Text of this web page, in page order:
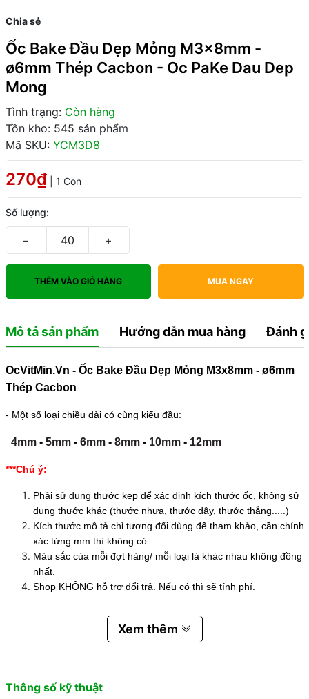
Chia sẻ
Ốc Bake Đầu Dẹp Mỏng M3x8mm -
ø6mm Thép Cacbon - Oc PaKe Dau Dep
Mong
Tình trạng: Còn hàng
Tồn kho: 545 sản phẩm
Mã SKU: YCM3D8
270₫ | 1 Con
Số lượng:
− +
THÊM VÀO GIỎ HÀNG MUA NGAY
Mô tả sản phẩm Hướng dẫn mua hàng Đánh
OcVitMin.Vn - Ốc Bake Đầu Dẹp Mỏng M3x8mm - ø6mm
Thép Cacbon
- Một số loại chiều dài có cùng kiểu đầu:
4mm- 5mm- 6mm- 8mm- 10mm- 12mm
***Chú ý:
Phải sử dụng thước kẹp để xác định kích thước ốc, không sử
dụng thước khác (thước nhựa, thước dây, thước thẳng.....)
Kích thước mô tả chỉ tương đối dùng để tham khảo, cần chính
xác từng mm thì không có.
Màu sắc của mỗi đợt hàng/ mỗi loại là khác nhau không đồng
nhất.
Shop KHÔNG hỗ trợ đổi trả. Nếu có thì sẽ tính phí.
Xem thêm
Thông số kỹ thuật